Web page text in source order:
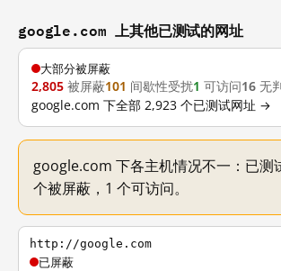
google.com 上其他已测试的网址
大部分被屏蔽
2,805 被屏蔽101 间歇性受扰1 可访问16 无
google.com 下全部 2,923 个已测试网址 →
google.com 下各主机情况不一：已测
个被屏蔽，1 个可访问。
http://google.com
已屏蔽